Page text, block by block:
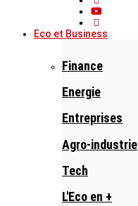
Eco et Business
Finance
Energie
Entreprises
Agro-industrie
Tech
L'Eco en +